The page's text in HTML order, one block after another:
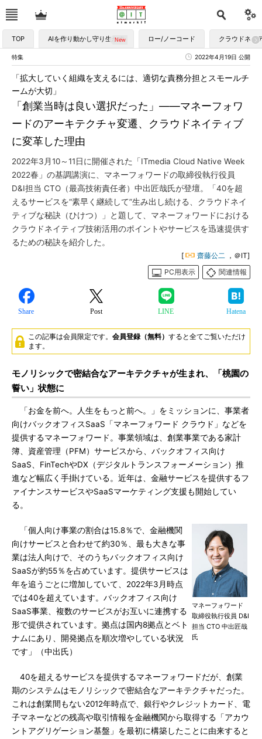
TOP AIを作り動かし守り生かす ロー/ノーコード クラウドネイ
特集 2022年4月19日 公開
「創業当時は良い選択だった」――マネーフォワ
ードのアーキテクチャ変遷、クラウドネイティブ
に変革した理由
「拡大していく組織を支えるには、適切な責務分担とスモールチ
ームが大切」
2022年3月10～11日に開催された「ITmedia Cloud Native Week
2022春」の基調講演に、マネーフォワードの取締役執行役員
D&I担当 CTO（最高技術責任者）中出匠哉氏が登壇。「40を超
えるサービスを“素早く継続して”生み出し続ける、クラウドネイ
ティブな秘訣（ひけつ）」と題して、マネーフォワードにおける
クラウドネイティブ技術活用のポイントやサービスを迅速提供す
るための秘訣を紹介した。
[ 齋藤公二 ，＠IT]
PC用表示
関連情報
Share Post LINE Hatena
この記事は会員限定です。 会員登録（無料） すると全てご覧いただけ
ます。
モノリシックで密結合なアーキテクチャが生まれ、「桃園の
誓い」状態に
「お金を前へ。人生をもっと前へ。」をミッションに、事業者
向けバックオフィスSaaS「マネーフォワード クラウド」などを
提供するマネーフォワード。事業領域は、創業事業である家計
簿、資産管理（PFM）サービスから、バックオフィス向け
SaaS、FinTechやDX（デジタルトランスフォーメーション）推
進など幅広く手掛けている。近年は、金融サービスを提供するフ
ァイナンスサービスやSaaSマーケティング支援も開始してい
る。
マネーフォワード
取締役執行役員 D&I
担当 CTO 中出匠哉
氏
「個人向け事業の割合は15.8％で、金融機関
向けサービスと合わせて約30％、最も大きな事
業は法人向けで、そのうちバックオフィス向け
SaaSが約55％を占めています。提供サービスは
年を追うごとに増加していて、2022年3月時点
では40を超えています。バックオフィス向け
SaaS事業、複数のサービスがお互いに連携する
形で提供されています。拠点は国内8拠点とベト
ナムにあり、開発拠点を順次増やしている状況
です」（中出氏）
40を超えるサービスを提供するマネーフォワードだが、創業
期のシステムはモノリシックで密結合なアーキテクチャだった。
これは創業間もない2012年時点で、銀行やクレジットカード、電
子マネーなどの残高や取引情報を金融機関から取得する「アカウ
ントアグリゲーション基盤」を最初に構築したことに由来すると